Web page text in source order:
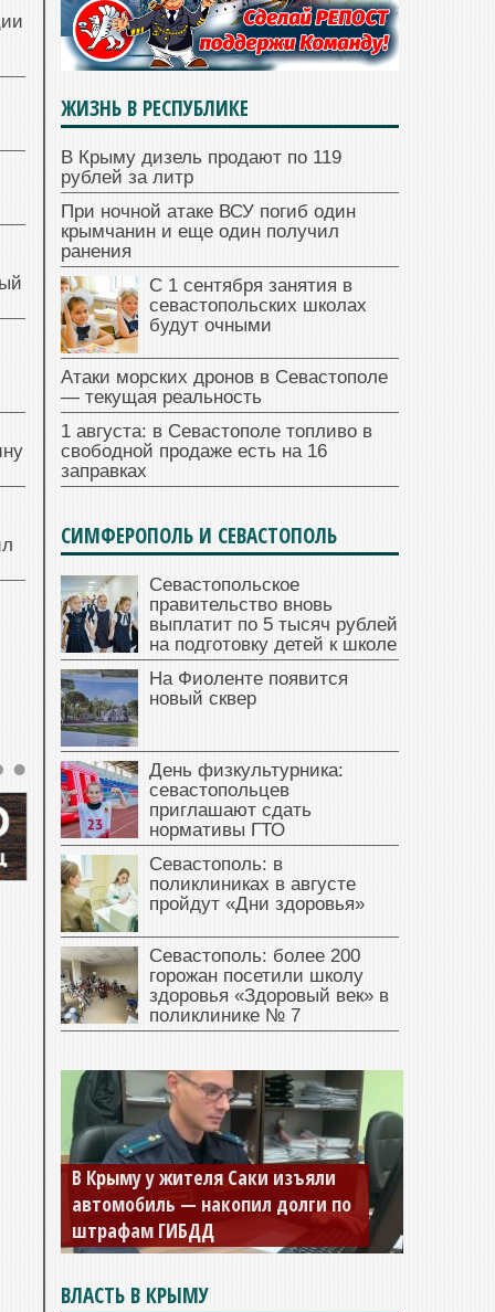
ЖИЗНЬ В РЕСПУБЛИКЕ
В Крыму дизель продают по 119
рублей за литр
При ночной атаке ВСУ погиб один
крымчанин и еще один получил
ранения
С 1 сентября занятия в
севастопольских школах
будут очными
Атаки морских дронов в Севастополе
— текущая реальность
1 августа: в Севастополе топливо в
свободной продаже есть на 16
заправках
СИМФЕРОПОЛЬ И СЕВАСТОПОЛЬ
Севастопольское
правительство вновь
выплатит по 5 тысяч рублей
на подготовку детей к школе
На Фиоленте появится
новый сквер
День физкультурника:
севастопольцев
приглашают сдать
нормативы ГТО
Севастополь: в
поликлиниках в августе
пройдут «Дни здоровья»
Севастополь: более 200
горожан посетили школу
здоровья «Здоровый век» в
поликлинике № 7
В Крыму у жителя Саки изъяли
автомобиль — накопил долги по
штрафам ГИБДД
Севастопольская компания
заплатила 877 тысяч рублей
долга — арестовали счета
ВЛАСТЬ В КРЫМУ